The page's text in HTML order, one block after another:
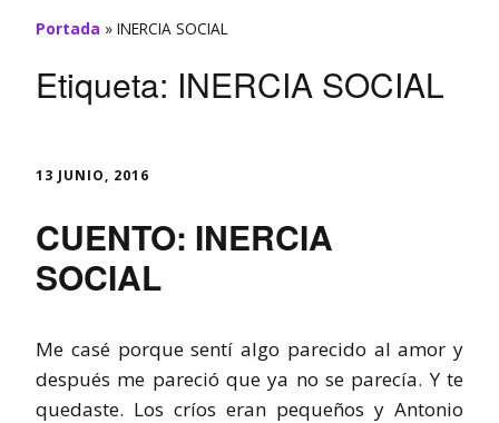
Portada » INERCIA SOCIAL
Etiqueta: INERCIA SOCIAL
13 JUNIO, 2016
CUENTO: INERCIA
SOCIAL
Me casé porque sentí algo parecido al amor y
después me pareció que ya no se parecía. Y te
quedaste. Los críos eran pequeños y Antonio